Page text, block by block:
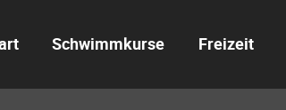
Schwimmkurse Freizeit